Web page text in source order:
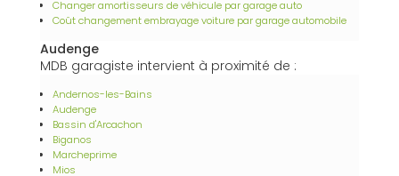
Changer amortisseurs de véhicule par garage auto
Coût changement embrayage voiture par garage automobile
Audenge
MDB garagiste intervient à proximité de :
Andernos-les-Bains
Audenge
Bassin d'Arcachon
Biganos
Marcheprime
Mios